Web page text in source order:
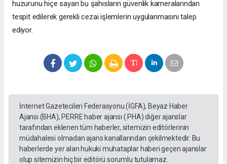
huzurunu hiçe sayan bu şahısların güvenlik kameralarından
tespit edilerek gerekli cezai işlemlerin uygulanmasını talep
ediyor.
İnternet Gazetecileri Federasyonu (İGFA), Beyaz Haber
Ajansı (BHA), PERRE haber ajansı ( PHA) diğer ajanslar
tarafından eklenen tüm haberler, sitemizin editörlerinin
müdahalesi olmadan ajans kanallarından çekilmektedir. Bu
haberlerde yer alan hukuki muhataplar haberi geçen ajanslar
olup sitemizin hiç bir editörü sorumlu tutulamaz.